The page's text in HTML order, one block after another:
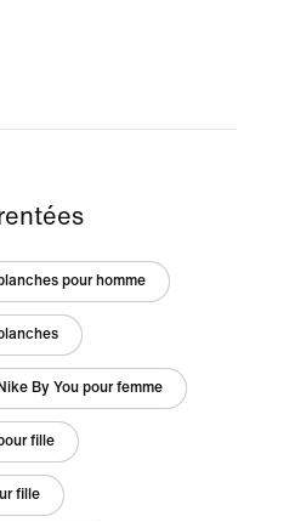
pour homme
By You pour femme
fille
fille